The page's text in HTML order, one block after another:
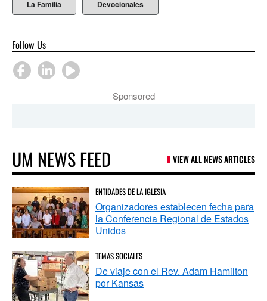
La Familia Devocionales
Follow Us
Sponsored
UM NEWS FEED VIEW ALL NEWS ARTICLES
ENTIDADES DE LA IGLESIA
Organizadores establecen fecha para
la Conferencia Regional de Estados
Unidos
TEMAS SOCIALES
De viaje con el Rev. Adam Hamilton
por Kansas